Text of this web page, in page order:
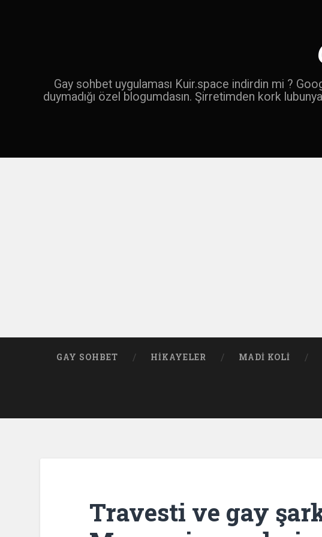
Gay sohbet uygulaması Kuir.space indirdin mi ?
duymadığı özel blogumdasın. Şirretimden kork
GAY SOHBET HIKAYELER MADI KOLI
Travesti ve gay